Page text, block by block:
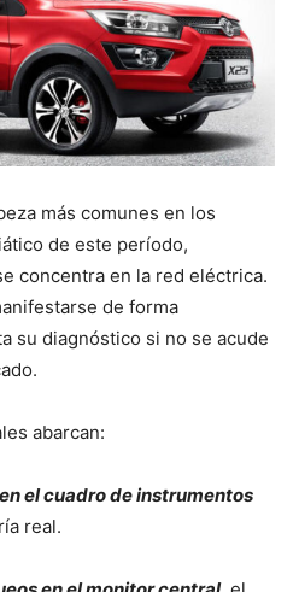
más comunes en los
de este período,
concentra en la red eléctrica.
de forma
su diagnóstico si no se acude
abarcan:
el cuadro de instrumentos
real.